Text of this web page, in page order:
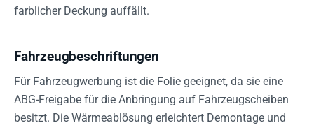
farblicher Deckung auffällt.
Fahrzeugbeschriftungen
Für Fahrzeugwerbung ist die Folie geeignet, da sie eine
ABG-Freigabe für die Anbringung auf Fahrzeugscheiben
besitzt. Die Wärmeablösung erleichtert Demontage und